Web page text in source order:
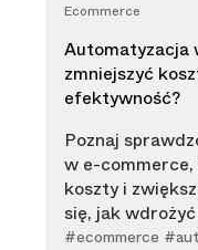
Ecommerce
Automatyzacja
zmniejszyć
efektywność?
Poznaj
w e-
koszty i
się, jak
#ecommerce